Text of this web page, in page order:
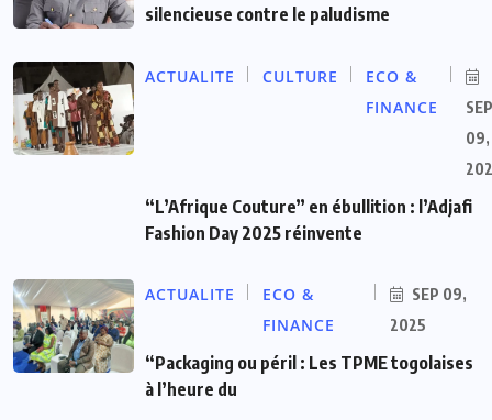
silencieuse contre le paludisme
ACTUALITE CULTURE
ECO &
FINANCE
SEP
09,
“L’Afrique Couture” en ébullition : l’Adjafi
Fashion Day 2025 réinvente
ACTUALITE
ECO &
FINANCE
SEP 09,
2025
“Packaging ou péril : Les TPME togolaises
à l’heure du